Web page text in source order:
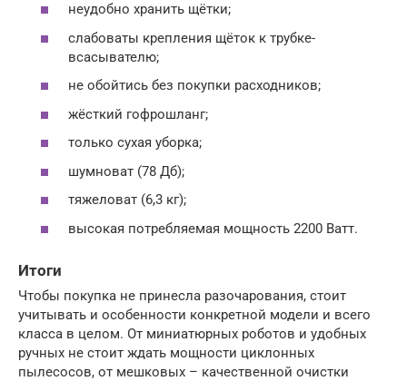
неудобно хранить щётки;
слабоваты крепления щёток к трубке-
всасывателю;
не обойтись без покупки расходников;
жёсткий гофрошланг;
только сухая уборка;
шумноват (78 Дб);
тяжеловат (6,3 кг);
высокая потребляемая мощность 2200 Ватт.
Итоги
Чтобы покупка не принесла разочарования, стоит
учитывать и особенности конкретной модели и всего
класса в целом. От миниатюрных роботов и удобных
ручных не стоит ждать мощности циклонных
пылесосов, от мешковых – качественной очистки